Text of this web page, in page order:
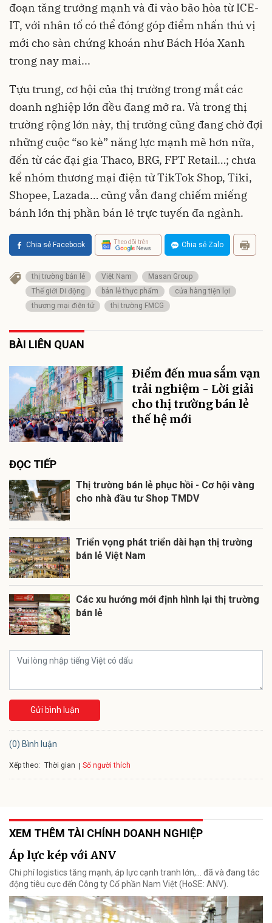
đoạn tăng trưởng mạnh và đi vào bão hòa từ ICE-
IT, với nhân tố có thể đóng góp điểm nhấn thú vị
mới cho sàn chứng khoán như Bách Hóa Xanh
trong nay mai...
Tựu trung, cơ hội của thị trường trong mắt các
doanh nghiệp lớn đều đang mở ra. Và trong thị
trường rộng lớn này, thị trường cũng đang chờ đợi
những cuộc “so kè” năng lực mạnh mẽ hơn nữa,
đến từ các đại gia Thaco, BRG, FPT Retail…; chưa
kể nhóm thương mại điện tử TikTok Shop, Tiki,
Shopee, Lazada… cũng vẫn đang chiếm miếng
bánh lớn thị phần bán lẻ trực tuyến đa ngành.
Chia sẻ Facebook Theo dõi trên Chia sẻ Zalo
thị trường bán lẻ Việt Nam
Masan Group
Thế giới Di động
bán lẻ thực phẩm
cửa hàng tiện lợi
thương mại điện tử
thị trường FMCG
BÀI LIÊN QUAN
Điểm đến mua sắm vạn
trải nghiệm - Lời giải
cho thị trường bán lẻ
thế hệ mới
ĐỌC TIẾP
Thị trường bán lẻ phục hồi - Cơ hội vàng
cho nhà đầu tư Shop TMDV
Triển vọng phát triển dài hạn thị trường
bán lẻ Việt Nam
Các xu hướng mới định hình lại thị trường
bán lẻ
Gửi bình luận
(0) Bình luận
Xếp theo: Thời gian Số người thích
XEM THÊM TÀI CHÍNH DOANH NGHIỆP
Áp lực kép với ANV
Chi phí logistics tăng mạnh, áp lực cạnh tranh lớn,... đã và đang tác
động tiêu cực đến Công ty Cổ phần Nam Việt (HoSE: ANV).